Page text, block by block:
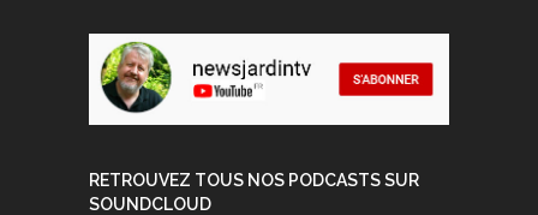
RETROUVEZ TOUS NOS PODCASTS SUR
SOUNDCLOUD